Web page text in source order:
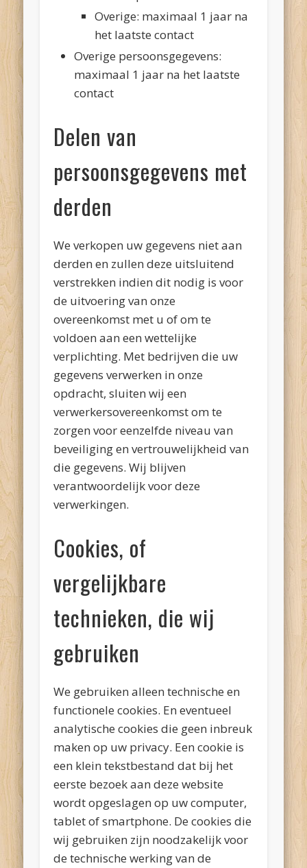
Overige: maximaal 1 jaar na
het laatste contact
Overige persoonsgegevens:
maximaal 1 jaar na het laatste
contact
Delen van
persoonsgegevens met
derden
We verkopen uw gegevens niet aan
derden en zullen deze uitsluitend
verstrekken indien dit nodig is voor
de uitvoering van onze
overeenkomst met u of om te
voldoen aan een wettelijke
verplichting. Met bedrijven die uw
gegevens verwerken in onze
opdracht, sluiten wij een
verwerkersovereenkomst om te
zorgen voor eenzelfde niveau van
beveiliging en vertrouwelijkheid van
die gegevens. Wij blijven
verantwoordelijk voor deze
verwerkingen.
Cookies, of
vergelijkbare
technieken, die wij
gebruiken
We gebruiken alleen technische en
functionele cookies. En eventueel
analytische cookies die geen inbreuk
maken op uw privacy. Een cookie is
een klein tekstbestand dat bij het
eerste bezoek aan deze website
wordt opgeslagen op uw computer,
tablet of smartphone. De cookies die
wij gebruiken zijn noodzakelijk voor
de technische werking van de